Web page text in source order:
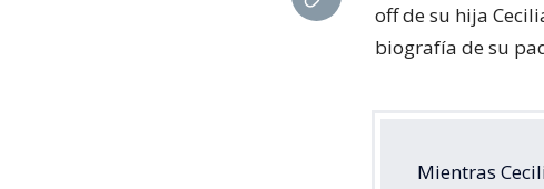
off de su hija
biografía de su
Mientras